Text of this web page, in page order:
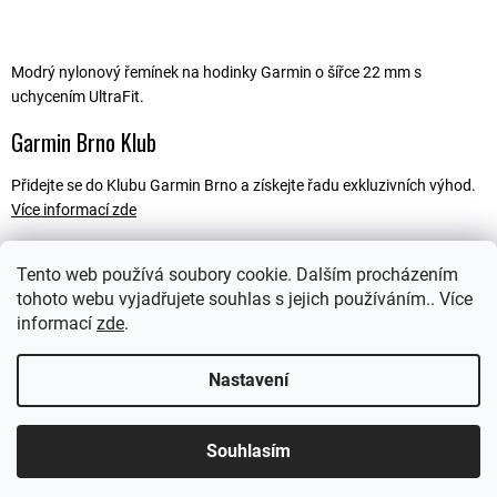
Tento web používá soubory cookie. Dalším procházením
tohoto webu vyjadřujete souhlas s jejich používáním.. Více
informací zde.
Nastavení
Souhlasím
Modrý nylonový řemínek na hodinky Garmin o šířce 22 mm s
uchycením UltraFit.
Garmin Brno Klub
Přidejte se do Klubu Garmin Brno a získejte řadu exkluzivních výhod.
Více informací zde
Popis